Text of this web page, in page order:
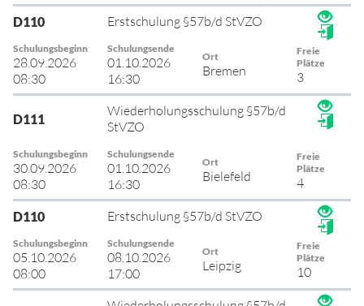
D110 Erstschulung §57b/d StVZO
Schulungsbeginn
28.09.2026
08:30
Schulungsende
01.10.2026
16:30
Ort
Bremen
Freie
Plätze
3
D111
Wiederholungsschulung §57b/d
StVZO
Schulungsbeginn
30.09.2026
08:30
Schulungsende
01.10.2026
16:30
Ort
Bielefeld
Freie
Plätze
4
D110 Erstschulung §57b/d StVZO
Schulungsbeginn
05.10.2026
08:00
Schulungsende
08.10.2026
17:00
Ort
Leipzig
Freie
Plätze
10